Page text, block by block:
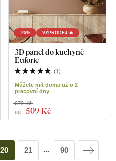
-25% VÝPRODEJ 🔥
3D panel do kuchyně -
Euforie
(1)
Můžete mít doma už o 2
pracovní dny
od 509 Kč
679 Kč
20 21 ... 90